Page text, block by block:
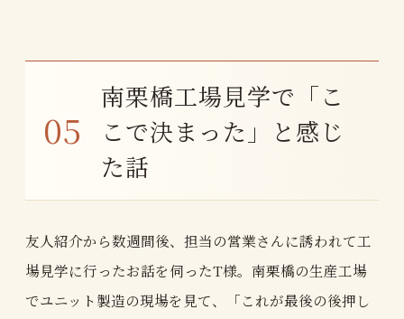
南栗橋工場見学で「こ
こで決まった」と感じ
た話
友人紹介から数週間後、担当の営業さんに誘われて工
場見学に行ったお話を伺ったT様。南栗橋の生産工場
でユニット製造の現場を見て、「これが最後の後押し